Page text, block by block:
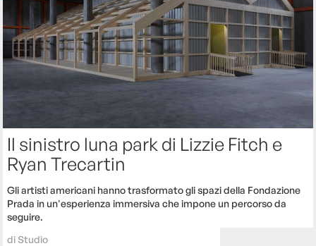
Il sinistro luna park di Lizzie Fitch e
Ryan Trecartin
Gli artisti americani hanno trasformato gli spazi della Fondazione
Prada in un'esperienza immersiva che impone un percorso da
seguire.
diStudio